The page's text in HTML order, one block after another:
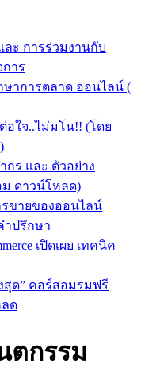
ะ การร่วมงานกับ
การ
าการตลาด ออนไลน์ (
ใจ..ไม่มโน!! (โดย
กร และ ตัวอย่าง
ดาวน์โหลด)
ขายของออนไลน์
ำปรึกษา
เปิดเผย เทคนิค
สุด” คอร์สอมรมฟรี
ลด
ตกรรม